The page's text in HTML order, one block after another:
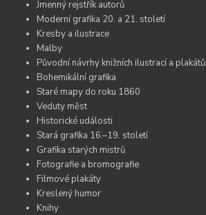
Jmenný rejstřík autorů
Moderní grafika 20. a 21. století
Kresby a ilustrace
Malby
Původní návrhy knižních ilustrací a plakátů
Bohemikální grafika
Staré mapy do roku 1860
Veduty měst
Historické události
Stará grafika 16.–19. století
Grafika starých mistrů
Fotografie a bromografie
Filmové plakáty
Kreslený humor
Knihy